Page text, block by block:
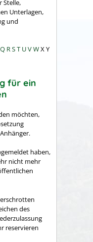
Stelle,
Unterlagen,
und
Q RST UVWX Y
für ein
möchten,
haben,
nicht mehr
des
reservieren